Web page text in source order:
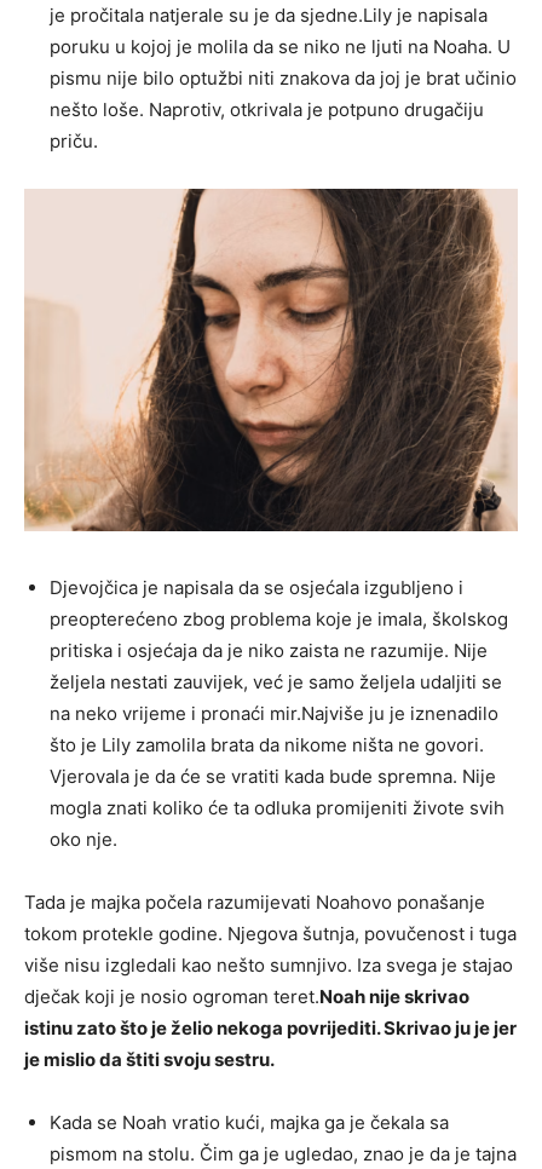
je pročitala natjerale su je da sjedne.Lily je napisala
poruku u kojoj je molila da se niko ne ljuti na Noaha. U
pismu nije bilo optužbi niti znakova da joj je brat učinio
nešto loše. Naprotiv, otkrivala je potpuno drugačiju
priču.
Djevojčica je napisala da se osjećala izgubljeno i
preopterećeno zbog problema koje je imala, školskog
pritiska i osjećaja da je niko zaista ne razumije. Nije
željela nestati zauvijek, već je samo željela udaljiti se
na neko vrijeme i pronaći mir.Najviše ju je iznenadilo
što je Lily zamolila brata da nikome ništa ne govori.
Vjerovala je da će se vratiti kada bude spremna. Nije
mogla znati koliko će ta odluka promijeniti živote svih
oko nje.
Tada je majka počela razumijevati Noahovo ponašanje
tokom protekle godine. Njegova šutnja, povučenost i tuga
više nisu izgledali kao nešto sumnjivo. Iza svega je stajao
dječak koji je nosio ogroman teret.Noah nije skrivao
istinu zato što je želio nekoga povrijediti. Skrivao ju je jer
je mislio da štiti svoju sestru.
Kada se Noah vratio kući, majka ga je čekala sa
pismom na stolu. Čim ga je ugledao, znao je da je tajna